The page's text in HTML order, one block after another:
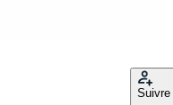
Suivre